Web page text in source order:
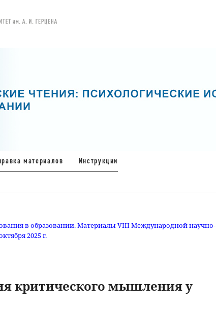
материалов Инструкции
в образовании. Материалы VIII Международной научно-
2025 г.
критического мышления у